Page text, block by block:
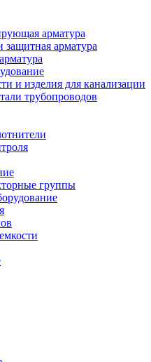
арматура
защитная арматура
и изделия для канализации
трубопроводов
группы